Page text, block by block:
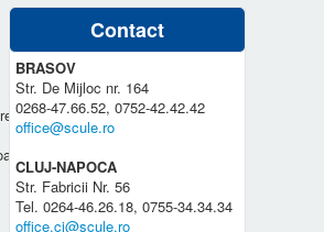
Contact
BRASOV
Str. De Mijloc nr. 164
0268-47.66.52, 0752-42.42.42
office@scule.ro
CLUJ-NAPOCA
Str. Fabricii Nr. 56
Tel. 0264-46.26.18, 0755-34.34.34
office.cj@scule.ro